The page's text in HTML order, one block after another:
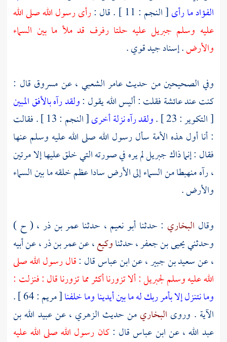
الفؤاد ما رأى[ النجم : 11 ] . قال :
رأى رسول الله صلى الله
عليه وسلم جبريل عليه حلتا رفرف قد ملأ ما بين السماء
والأرض. إسناد جيد قوي .
وفي الصحيحين من حديثعامر الشعبي ، عنمسروق قال :
كنت عندعائشةفقلت : أليس الله يقول :ولقد رآه بالأفق المبين
[ التكوير : 23 ] .
ولقد رآه نزلة أخرى
[ النجم : 13 ] . فقالت
: أنا أول هذه الأمة سأل رسول الله صلى الله عليه وسلم عنها
فقال : إنما ذاكجبريللم يره في صورته التي خلق عليها إلا مرتين
، رآه منهبطا من السماء إلى الأرض سادا عظم خلقه ما بين السماء
والأرض .
وقال البخاري : حدثنا أبو نعيم ، حدثنا عمر بن ذر ، ( ح )
وحدثنييحيى بن جعفر، حدثناوكيع، عنعمر بن ذر، عن أبيه
، عنسعيد بن جبير، عنابن عباسقال :قال رسول الله صلى
الله عليه وسلملجبريل: ألا تزورنا أكثر مما تزورنا قال : فنزلت :
وما نتنزل إلا بأمر ربك له ما بين أيدينا وما خلفنا
[ مريم : 64 ] .
الآية . وروى البخاريمن حديث الزهري ، عنعبيد الله بن
عبد الله، عنابن عباسقال :كان رسول الله صلى الله عليه